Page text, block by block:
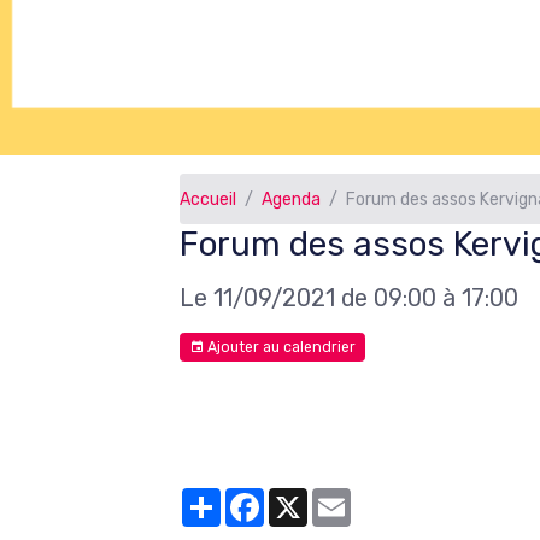
Accueil Agenda Forum des assos
Forum des assos
Le 11/09/2021 de 09:00 à 17:00
Ajouter au calendrier
PartagerFacebook
X